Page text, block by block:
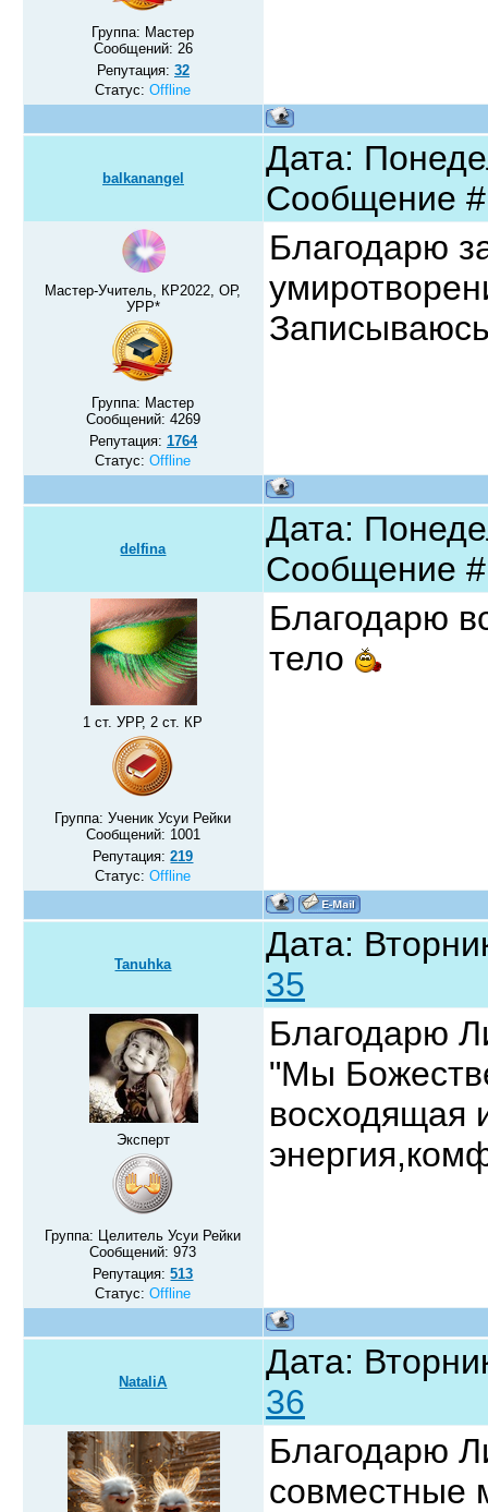
Группа: Мастер
Сообщений: 26
Репутация: 32
Статус:Offline
balkanangel
Дата:
Сообщение
Мастер-Учитель, КР2022, ОР,
УРР*
Группа: Мастер
Сообщений: 4269
Репутация: 1764
Статус:Offline
Благодарю
delfina
Дата:
Сообщение
1 ст. УРР, 2 ст. КР
Группа: Ученик Усуи Рейки
Сообщений: 1001
Репутация:219
Статус:Offline
Благодарю
тело
Tanuhka
Дата:
35
Эксперт
Группа: Целитель Усуи Рейки
Сообщений:973
Репутация:513
Статус:Offline
Благодарю
"Мы
восходящая
NataliA
Дата:
36
Благодарю